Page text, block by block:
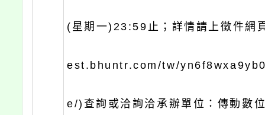
(星期一)23:59止；詳情請上徵件
est.bhuntr.com/tw/
e/)查詢或洽詢洽承辦單位：傳動數